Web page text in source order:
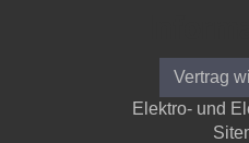
Vertrag
Elektro- und